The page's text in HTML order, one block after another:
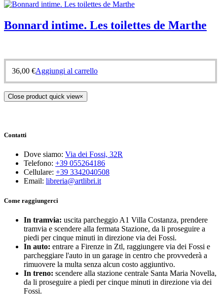
Bonnard intime. Les toilettes de Marthe
36,00 €Aggiungi al carrello
Close product quick view×
Contatti
Dove siamo: Via dei Fossi, 32R
Telefono: +39 055264186
Cellulare: +39 3342040508
Email: libreria@artlibri.it
Come raggiungerci
In tramvia: uscita parcheggio A1 Villa Costanza, prendere
tramvia e scendere alla fermata Stazione, da li proseguire a
piedi per cinque minuti in direzione via dei Fossi.
In auto: entrare a Firenze in Ztl, raggiungere via dei Fossi e
parcheggiare l'auto in un garage in centro che provvederà a
rimuovere la multa senza alcun costo aggiuntivo.
In treno: scendere alla stazione centrale Santa Maria Novella,
da li proseguire a piedi per cinque minuti in direzione via dei
Fossi.